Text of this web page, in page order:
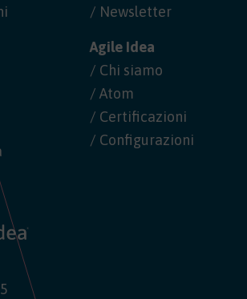
/ Newsletter
Agile Idea
/ Chi siamo
/ Atom
/ Certificazioni
/ Configurazioni